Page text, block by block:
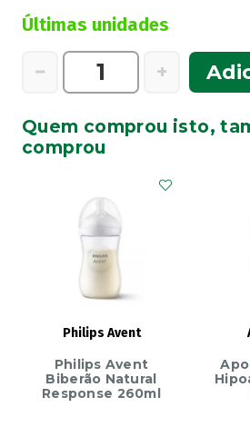
Últimas unidades
−
Quantidade
Kit
Cesta
+
Quem comprou isto,
comprou
Philips Avent
Philips Avent
Biberão Natural
Response 260ml